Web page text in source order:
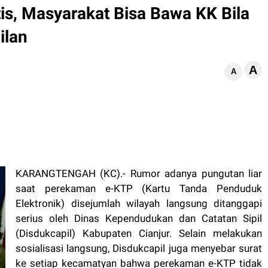
Masyarakat Bisa Bawa KK Bila
A A
KARANGTENGAH (KC).- Rumor adanya pungutan liar
saat perekaman e-KTP (Kartu Tanda Penduduk
Elektronik) disejumlah wilayah langsung ditanggapi
serius oleh Dinas Kependudukan dan Catatan Sipil
(Disdukcapil) Kabupaten Cianjur. Selain melakukan
sosialisasi langsung, Disdukcapil juga menyebar surat
ke setiap kecamatyan bahwa perekaman e-KTP tidak